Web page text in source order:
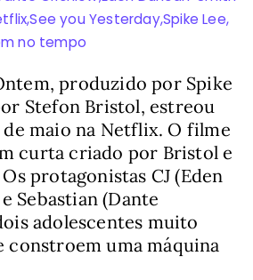
,See you Yesterday,Spike Lee,
no tempo
produzido por Spike
Stefon Bristol, estreou
de maio na Netflix. O filme
curta criado por Bristol e
protagonistas CJ (Eden
Sebastian (Dante
adolescentes muito
constroem uma máquina